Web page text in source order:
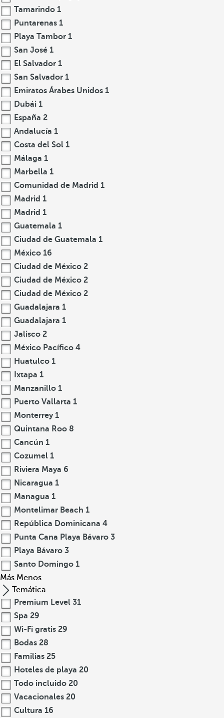
Tamarindo 1
Puntarenas 1
Playa Tambor 1
San José 1
El Salvador 1
San Salvador 1
Emiratos Árabes Unidos 1
Dubái 1
España 2
Andalucía 1
Costa del Sol 1
Málaga 1
Marbella 1
Comunidad de Madrid 1
Madrid 1
Madrid 1
Guatemala 1
Ciudad de Guatemala 1
México 16
Ciudad de México 2
Ciudad de México 2
Ciudad de México 2
Guadalajara 1
Guadalajara 1
Jalisco 2
México Pacífico 4
Huatulco 1
Ixtapa 1
Manzanillo 1
Puerto Vallarta 1
Monterrey 1
Quintana Roo 8
Cancún 1
Cozumel 1
Riviera Maya 6
Nicaragua 1
Managua 1
Montelimar Beach 1
República Dominicana 4
Punta Cana Playa Bávaro 3
Playa Bávaro 3
Santo Domingo 1
Más Menos
Temática
Premium Level 31
Spa 29
Wi-Fi gratis 29
Bodas 28
Familias 25
Hoteles de playa 20
Todo incluido 20
Vacacionales 20
Cultura 16